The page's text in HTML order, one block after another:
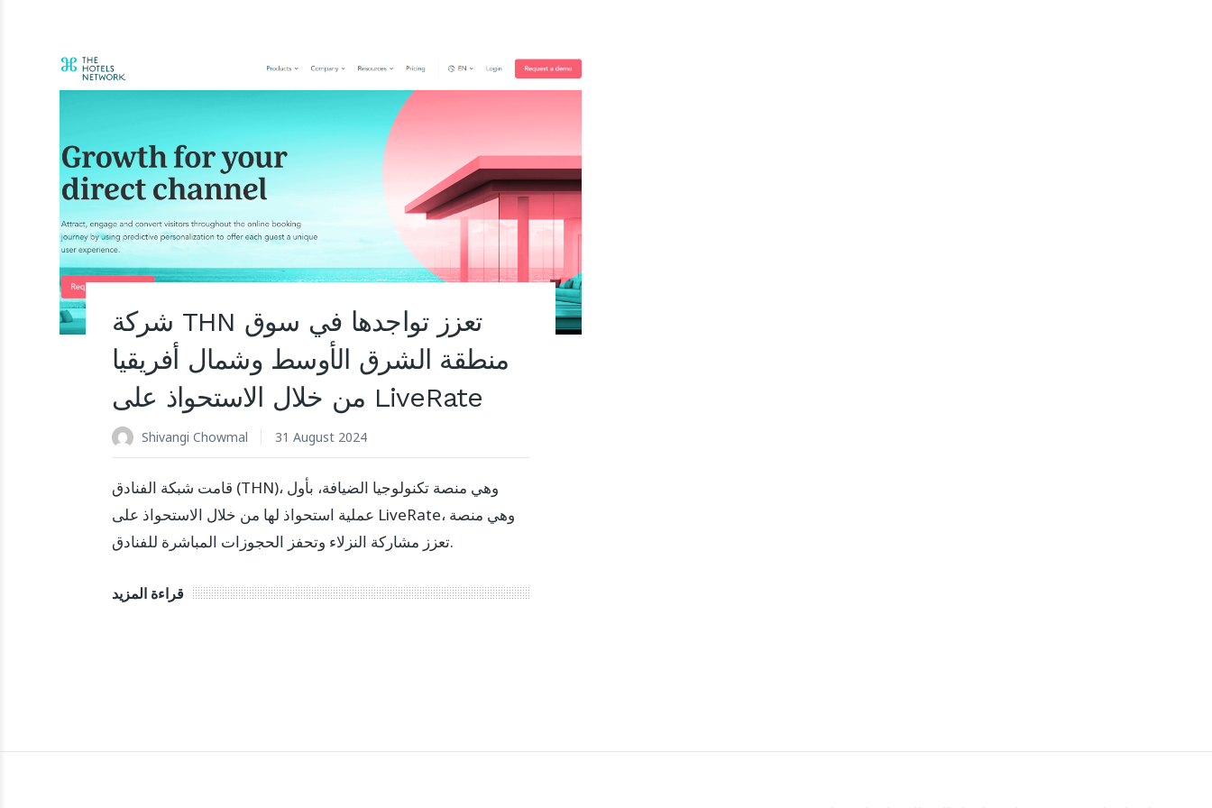
شركة THN تعزز تواجدها في سوق
منطقة الشرق الأوسط وشمال أفريقيا
من خلال الاستحواذ على LiveRate
Shivangi Chowmal 31 August 2024
قامت شبكة الفنادق (THN)، وهي منصة تكنولوجيا الضيافة، بأول
عملية استحواذ لها من خلال الاستحواذ على LiveRate، وهي منصة
تعزز مشاركة النزلاء وتحفز الحجوزات المباشرة للفنادق.
قراءة المزيد